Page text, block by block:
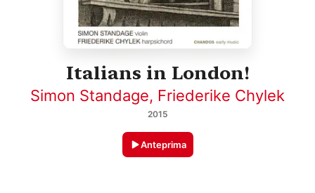
Italians in London!
Simon Standage, Friederike Chylek
2015
Anteprima